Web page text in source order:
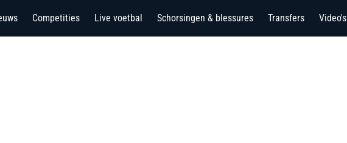
Competities Live voetbal Schorsingen & blessures Transfers Video's